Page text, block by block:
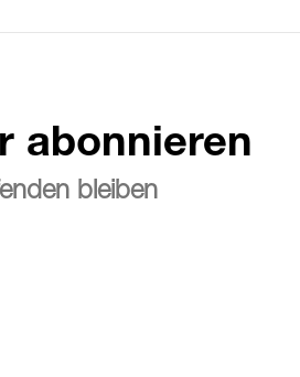
abonnieren
bleiben